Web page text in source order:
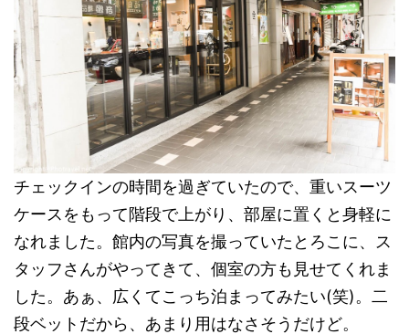
チェックインの時間を過ぎていたので、重いスーツ
ケースをもって階段で上がり、部屋に置くと身軽に
なれました。館内の写真を撮っていたとろこに、ス
タッフさんがやってきて、個室の方も見せてくれま
した。あぁ、広くてこっち泊まってみたい(笑)。二
段ベットだから、あまり用はなさそうだけど。